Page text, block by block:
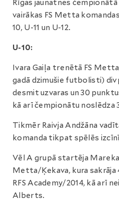
Rīgas jaunatnes
vairākas FS Metta
10, U-11 un U-12.
U-10:
Ivara Gaiļa trenētā FS
gadā dzimušie futbolisti)
desmit uzvaras un 30
kā arī čempionātu noslēdza
Tikmēr Raivja Andžāna
komanda tikpat spēlēs
Vēl A grupā startēja
Metta/Ķekava, kura
RFS Academy/2014, kā arī
Alberts.